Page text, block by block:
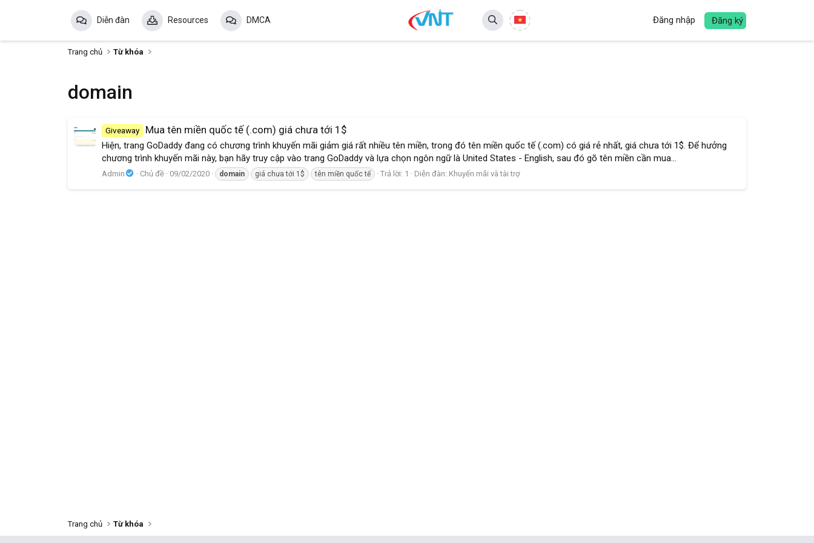
Diễn đàn Resources DMCA Đăng nhập Đăng ký
Trang chủ Từ khóa
domain
Giveaway Mua tên miền quốc tế (.com) giá chưa tới 1$
Hiện, trang GoDaddy đang có chương trình khuyến mãi giảm giá rất nhiều tên miền, trong đó tên miền quốc tế (.com) có giá rẻ nhất, giá chưa tới 1$. Để hưởng
chương trình khuyến mãi này, bạn hãy truy cập vào trang GoDaddy và lựa chọn ngôn ngữ là United States - English, sau đó gõ tên miền cần mua...
Admin Chủ đề 09/02/2020 domain giá chưa tới 1$ tên miền quốc tế Trả lời: 1 Diễn đàn: Khuyến mãi và tài trợ
Trang chủ Từ khóa